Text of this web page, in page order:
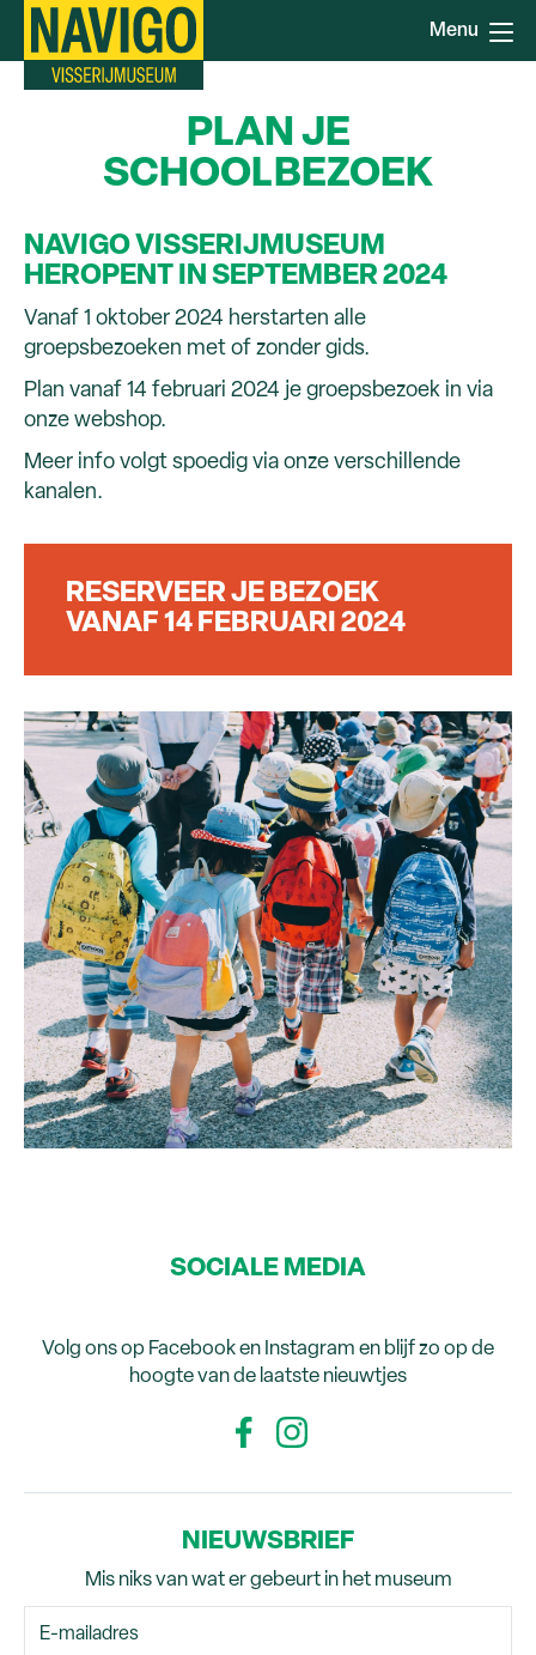
Overslaan
Menu
PLAN JE
SCHOOLBEZOEK
NAVIGO VISSERIJMUSEUM
HEROPENT IN SEPTEMBER 2024
Vanaf 1 oktober 2024 herstarten alle
groepsbezoeken met of zonder gids.
Plan vanaf 14 februari 2024 je groepsbezoek in via
onze webshop.
Meer info volgt spoedig via onze verschillende
kanalen.
RESERVEER JE BEZOEK
VANAF 14 FEBRUARI 2024
SOCIALE MEDIA
Volg ons op Facebook en Instagram en blijf zo op de
hoogte van de laatste nieuwtjes
NIEUWSBRIEF
Mis niks van wat er gebeurt in het museum